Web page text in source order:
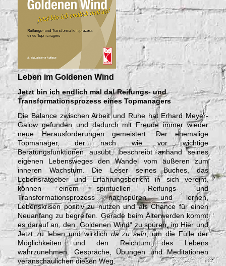
Leben im Goldenen Wind
Jetzt bin ich endlich mal da! Reifungs- und
Transformationsprozess eines Topmanagers
Die Balance zwischen Arbeit und Ruhe hat Erhard Meyer-
Galow gefunden und dadurch mit Freude immer wieder
neue Herausforderungen gemeistert. Der ehemalige
Topmanager, der nach wie vor wichtige
Beratungsfunktionen ausübt, beschreibt anhand seines
eigenen Lebensweges den Wandel vom äußeren zum
inneren Wachstum. Die Leser seines Buches, das
Lebensratgeber und Erfahrungsbericht in sich vereint,
können einem spirituellen Reifungs- und
Transformationsprozess nachspüren und lernen,
Lebenskrisen positiv zu nutzen und als Chance für einen
Neuanfang zu begreifen. Gerade beim Älterwerden kommt
es darauf an, den „Goldenen Wind“ zu spüren, im Hier und
Jetzt zu leben und wirklichda zu sein, um die Fülle der
Möglichkeiten und den Reichtum des Lebens
wahrzunehmen. Gespräche, Übungen und Meditationen
veranschaulichen diesen Weg.